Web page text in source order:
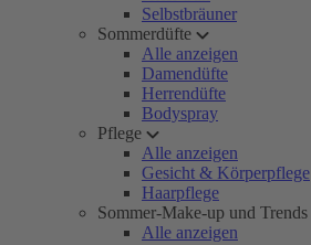
Selbstbräuner
Sommerdüfte
Alle anzeigen
Damendüfte
Herrendüfte
Bodyspray
Pflege
Alle anzeigen
Gesicht & Körperpflege
Haarpflege
Sommer-Make-up und Trends
Alle anzeigen